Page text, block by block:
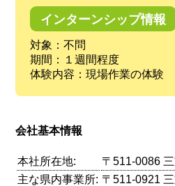
インターンシップ情報
対象：不問
期間：１週間程度
体験内容：現場作業の体験
会社基本情報
本社所在地:
〒511-0086
主な県内事業所: 〒511-0921